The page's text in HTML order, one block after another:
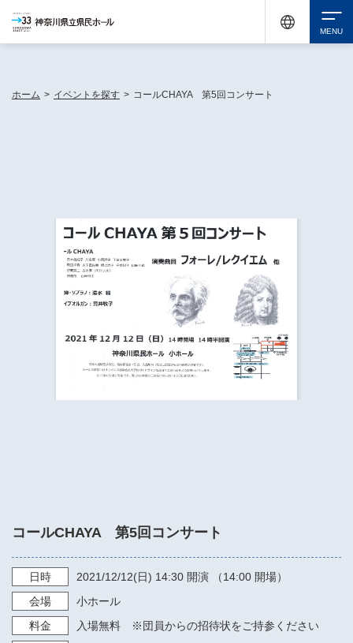
・ イベント一覧
・ イベントカレンダー
休館中の県民ホールについて
・ パイプオルガン
​​​​​​​​​​​​​神奈川県立県民ホール
ギャラリーSNS
ホーム > イベントを探す > コールCHAYA 第5回コンサート
コールCHAYA 第5回コンサート
日時 2021/12/12(日) 14:30 開演 （14:00 開場）
会場
小ホール
料金
入場無料 ※団員からの招待状をご持参ください